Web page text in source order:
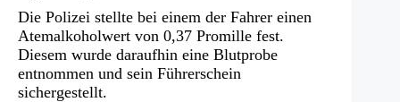
Die Polizei stellte bei einem der Fahrer einen
Atemalkoholwert von 0,37 Promille fest.
Diesem wurde daraufhin eine Blutprobe
entnommen und sein Führerschein
sichergestellt.